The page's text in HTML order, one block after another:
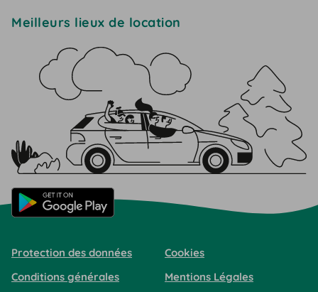
Meilleurs lieux de location
Protection des données
Cookies
Conditions générales
Mentions Légales